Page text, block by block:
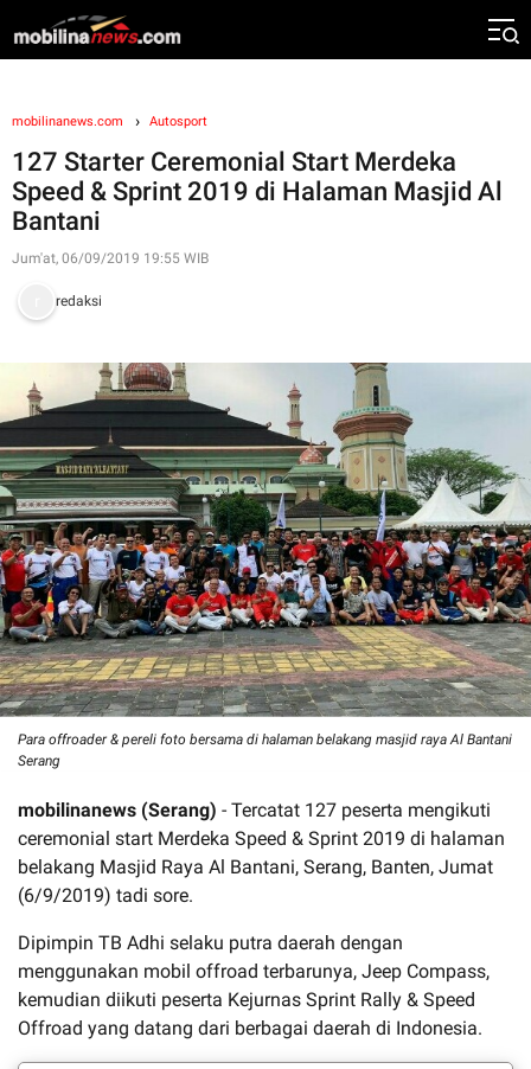
mobilinanews.com Autosport
127 Starter Ceremonial Start Merdeka
Speed & Sprint 2019 di Halaman Masjid Al
Bantani
Jum'at, 06/09/2019 19:55 WIB
redaksi
Para offroader & pereli foto bersama di halaman belakang masjid raya Al Bantani
Serang
mobilinanews (Serang) - Tercatat 127 peserta mengikuti
ceremonial start Merdeka Speed & Sprint 2019 di halaman
belakang Masjid Raya Al Bantani, Serang, Banten, Jumat
(6/9/2019) tadi sore.
Dipimpin TB Adhi selaku putra daerah dengan
menggunakan mobil offroad terbarunya, Jeep Compass,
kemudian diikuti peserta Kejurnas Sprint Rally & Speed
Offroad yang datang dari berbagai daerah di Indonesia.